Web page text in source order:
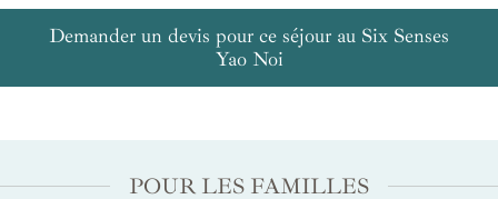
Demander un devis pour ce séjour au Six Senses
Yao Noi
POUR LES FAMILLES